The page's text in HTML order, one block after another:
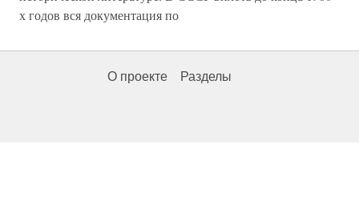
х годов вся документация по
О проекте Разделы